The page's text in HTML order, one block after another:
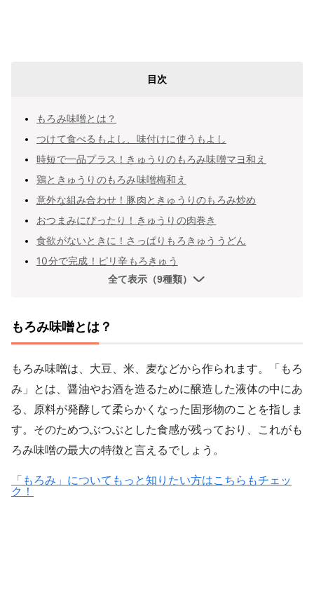
目次
もろみ味噌とは？
つけて食べるもよし、味付けに使うもよし
時短で一品プラス！きゅうりのもろみ味噌マヨ和え
鶏ときゅうりのもろみ味噌梅和え
意外な組み合わせ！豚肉ときゅうりのもろみ炒め
おつまみにぴったり！きゅうりの肉巻き
食欲がないときに！さっぱりもろきゅううどん
10分で完成！ピリ辛もろきゅう
全て表示（9種類）
もろみ味噌とは？
もろみ味噌は、大豆、米、麦などから作られます。「もろ
み」とは、醤油やお酒を造るために醸造した液体の中にあ
る、原料が発酵して柔らかくなった固形物のことを指しま
す。そのためつぶつぶとした食感が残っており、これがも
ろみ味噌の最大の特徴と言えるでしょう。
「もろみ」についてもっと知りたい方はこちらもチェッ
ク！